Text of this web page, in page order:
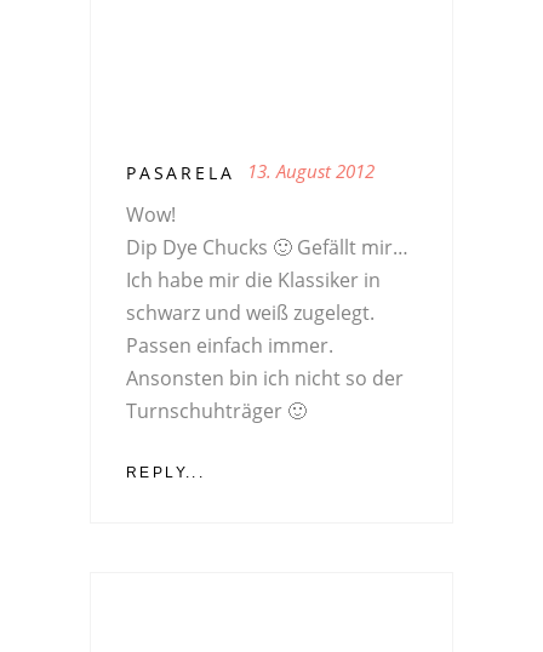
PASARELA 13. August 2012
Wow!
Dip Dye Chucks 🙂 Gefällt mir…
Ich habe mir die Klassiker in
schwarz und weiß zugelegt.
Passen einfach immer.
Ansonsten bin ich nicht so der
Turnschuhträger 🙂
REPLY...